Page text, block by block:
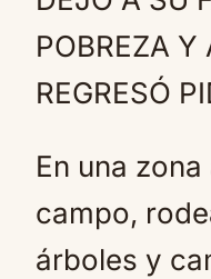
POBREZA Y
REGRESÓ
En una
campo,
árboles y